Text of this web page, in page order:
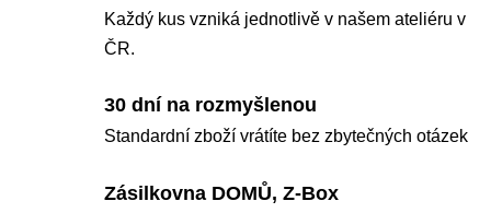
Každý kus vzniká jednotlivě v našem ateliéru v
ČR.
30 dní na rozmyšlenou
Standardní zboží vrátíte bez zbytečných otázek
Zásilkovna DOMŮ, Z-Box